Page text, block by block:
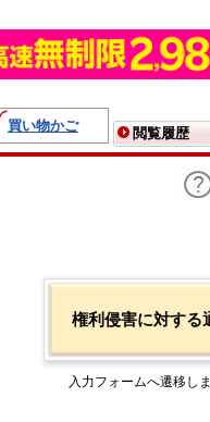
買い物かご
閲覧履歴
権利侵害に対する
入力フォームへ遷移しま